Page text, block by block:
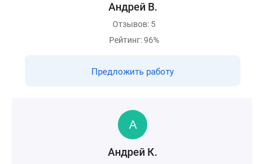
Андрей В.
Отзывов: 5
Рейтинг: 96%
Предложить работу
Андрей К.